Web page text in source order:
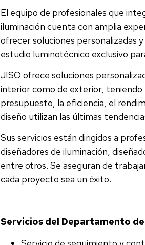
El equipo de profesionales que
iluminación cuenta con amplia
ofrecer soluciones personalizadas
estudio luminotécnico exclusivo
JISO ofrece soluciones
interior como de exterior,
presupuesto, la eficiencia, el
diseño utilizan las últimas
Sus servicios están dirigidos a
diseñadores de iluminación,
entre otros. Se aseguran de
cada proyecto sea un éxito.
Servicios del Departamento